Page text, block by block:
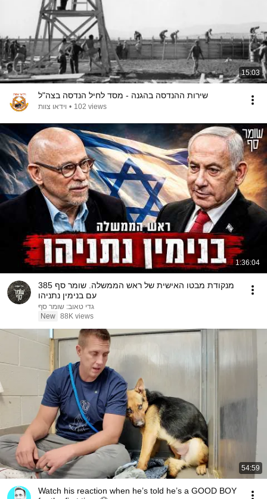
15:03
שירות ההנדסה בהגנה - מסד לחיל הנדסה בצה"ל
וידאו צוות • 102 views
1:36:04
מנקודת מבטו האישית של ראש הממשלה. שומר סף 385
עם בנימין נתניהו
גדי טאוב: שומר סף
New 88K views
54:59
Watch his reaction when he’s told he’s a GOOD BOY